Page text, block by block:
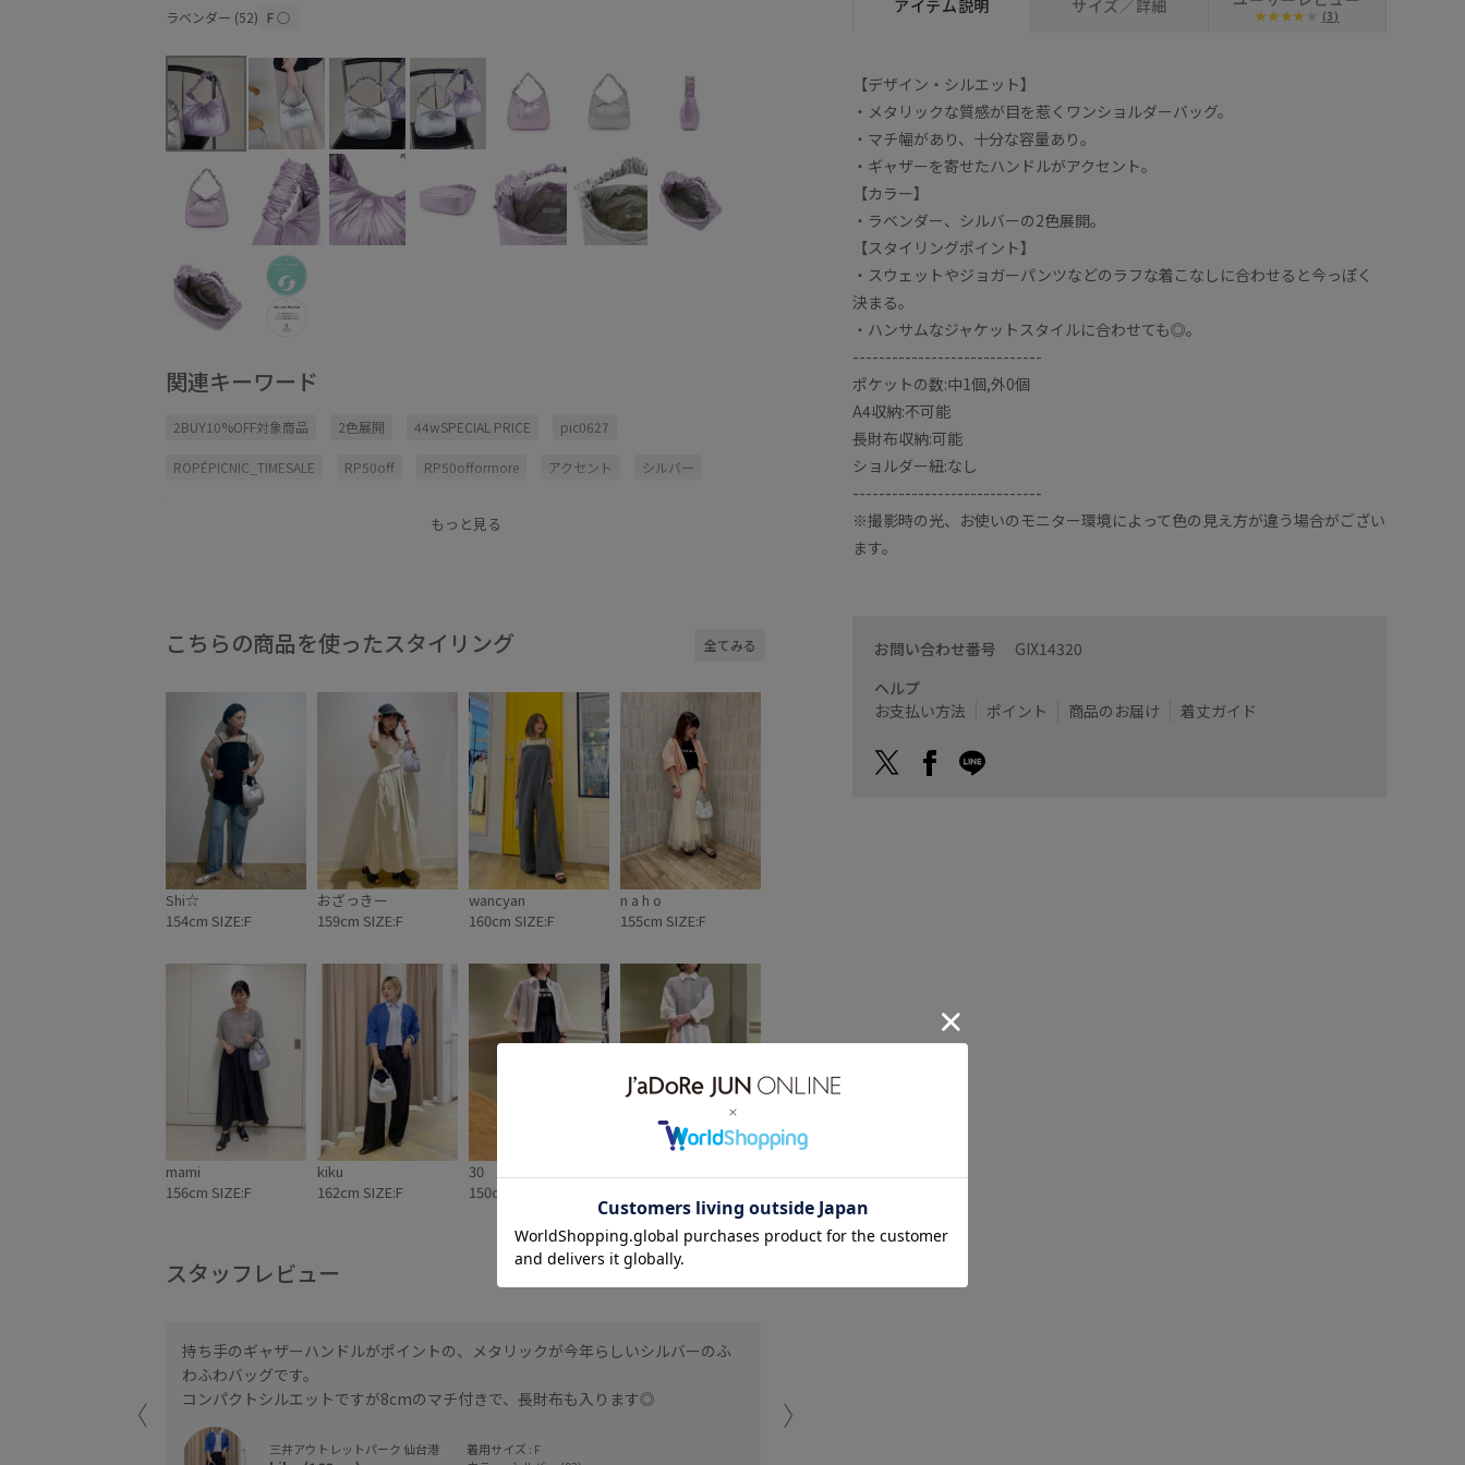
ラベンダー (52) F○
関連キーワード
2BUY10%OFF対象商品 2色展開 44wSPECIAL PRICE pic0627
ROPÉPICNIC_TIMESALE RP50off RP50offormore アクセント シルバー
もっと見る
こちらの商品を使ったスタイリング 全てみる
Shi☆
154cm SIZE:F
おざっきー
159cm SIZE:F
wancyan
160cm SIZE:F
n a h o
155cm SIZE:F
mami
156cm SIZE:F
kiku
162cm SIZE:F
30
150cm SIZE:F
スタッフレビュー
持ち手のギャザーハンドルがポイントの、メタリックが今年らしいシルバーのふ
わふわバッグです。
コンパクトシルエットですが8cmのマチ付きで、長財布も入ります◎
三井アウトレットパーク 仙台港
着用サイズ : F
アイテム説明 サイズ／詳細 (3)
【デザイン・シルエット】
・メタリックな質感が目を惹くワンショルダーバッグ。
・マチ幅があり、十分な容量あり。
・ギャザーを寄せたハンドルがアクセント。
【カラー】
・ラベンダー、シルバーの2色展開。
【スタイリングポイント】
・スウェットやジョガーパンツなどのラフな着こなしに合わせると今っぽく
決まる。
・ハンサムなジャケットスタイルに合わせても◎。
-----------------------------
ポケットの数:中1個,外0個
A4収納:不可能
長財布収納:可能
ショルダー紐:なし
-----------------------------
※撮影時の光、お使いのモニター環境によって色の見え方が違う場合がござい
ます。
お問い合わせ番号 GIX14320
ヘルプ
お支払い方法
ポイント 商品のお届け 着丈ガイド